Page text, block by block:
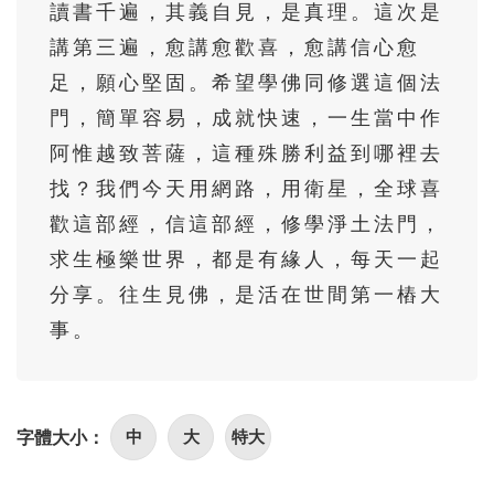
56 57 58 59 60
66 67 68 70
71 72 73 74 75
76 77 78 79 80
81 82 83 84 85
86 88 89 90
106 107 108
讀書千遍，其義自見，是真理。這次是
講第三遍，愈講愈歡喜，愈講信心愈
足，願心堅固。希望學佛同修選這個法
門，簡單容易，成就快速，一生當中作
阿惟越致菩薩，這種殊勝利益到哪裡去
找？我們今天用網路，用衛星，全球喜
歡這部經，信這部經，修學淨土法門，
求生極樂世界，都是有緣人，每天一起
分享。往生見佛，是活在世間第一樁大
事。
字體大小： 中 大 特大